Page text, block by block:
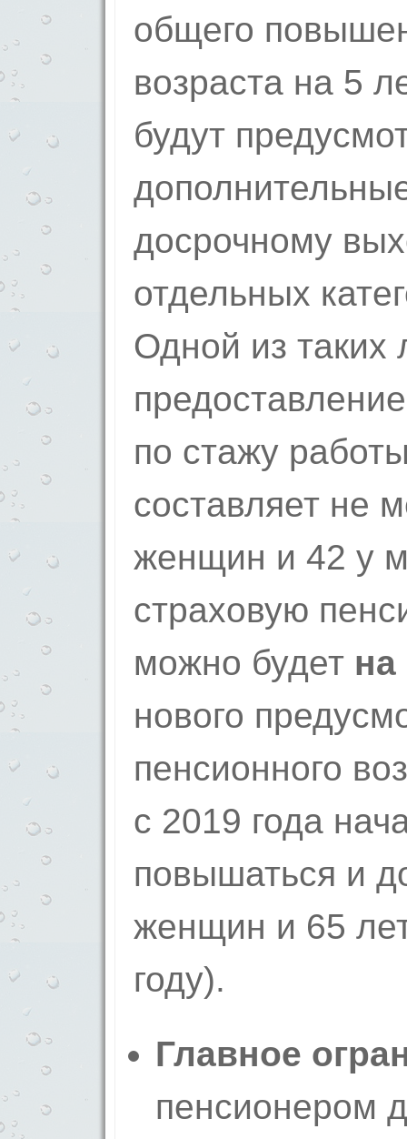
общего
возраста на 5
будут
досрочному
отдельных
Одной из таких
по стажу
составляет не
женщин и 42 у
страховую
можно будет на
нового
пенсионного
с 2019 года
повышаться и
женщин и 65
году).
Главное
пенсионером